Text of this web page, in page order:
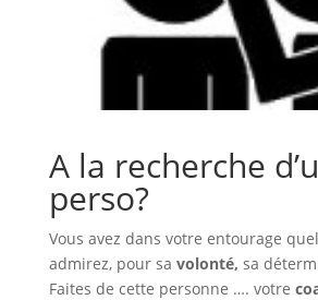
A la recherche
perso?
Vous avez dans votre entourage
admirez, pour sa volonté, sa
Faites de cette personne …. votre